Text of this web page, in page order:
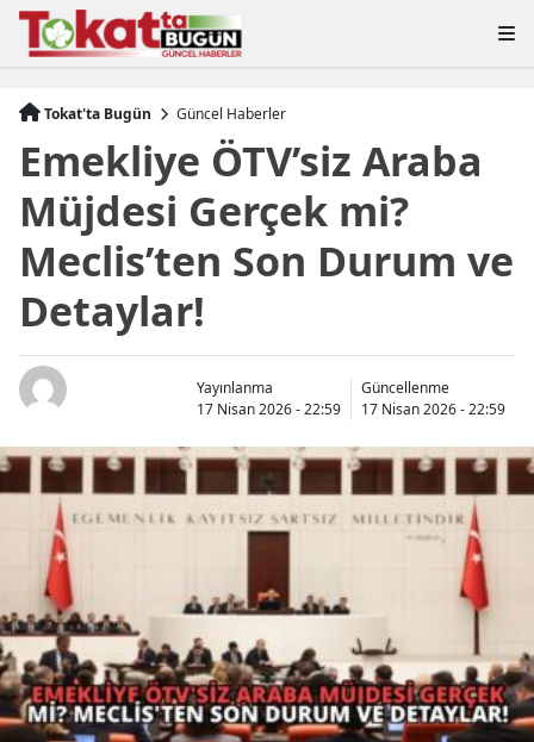
Tokat'ta Bugün Güncel Haberler
Emekliye ÖTV’siz Araba
Müjdesi Gerçek mi?
Meclis’ten Son Durum ve
Detaylar!
Yayınlanma
17 Nisan 2026 - 22:59
Güncellenme
17 Nisan 2026 - 22:59